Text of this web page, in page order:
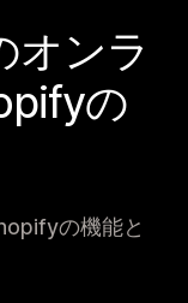
オンラ
の
の機能と